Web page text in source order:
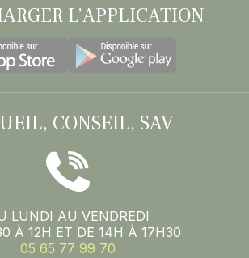
L’APPLICATION
CONSEIL, SAV
LUNDI AU VENDREDI
À 12H ET DE 14H À 17H30
05 65 77 99 70